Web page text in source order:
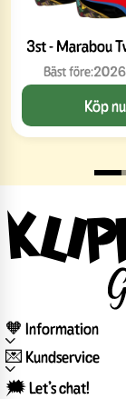
3st - Marabou
Bäst före:
Köp nu
🧡 Information
💌 Kundservice
🗯️ Let’s chat!